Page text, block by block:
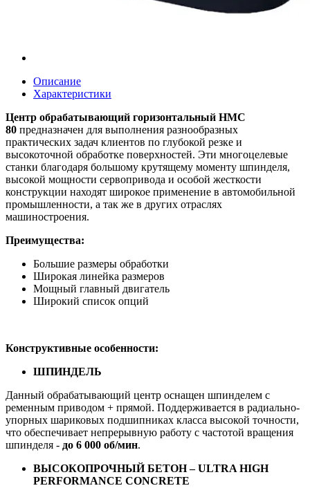
Описание
Характеристики
Центр обрабатывающий горизонтальный HMC
80 предназначен для выполнения разнообразных
практических задач клиентов по глубокой резке и
высокоточной обработке поверхностей. Эти многоцелевые
станки благодаря большому крутящему моменту шпинделя,
высокой мощности сервопривода и особой жесткости
конструкции находят широкое применение в автомобильной
промышленности, а так же в других отраслях
машиностроения.
Преимущества:
Большие размеры обработки
Широкая линейка размеров
Мощный главный двигатель
Широкий список опций
Конструктивные особенности:
ШПИНДЕЛЬ
Данный обрабатывающий центр оснащен шпинделем с
ременным приводом + прямой. Поддерживается в радиально-
упорных шариковых подшипниках класса высокой точности,
что обеспечивает непрерывную работу с частотой вращения
шпинделя - до 6 000 об/мин.
ВЫСОКОПРОЧНЫЙ БЕТОН – ULTRA HIGH
PERFORMANCE CONCRETE